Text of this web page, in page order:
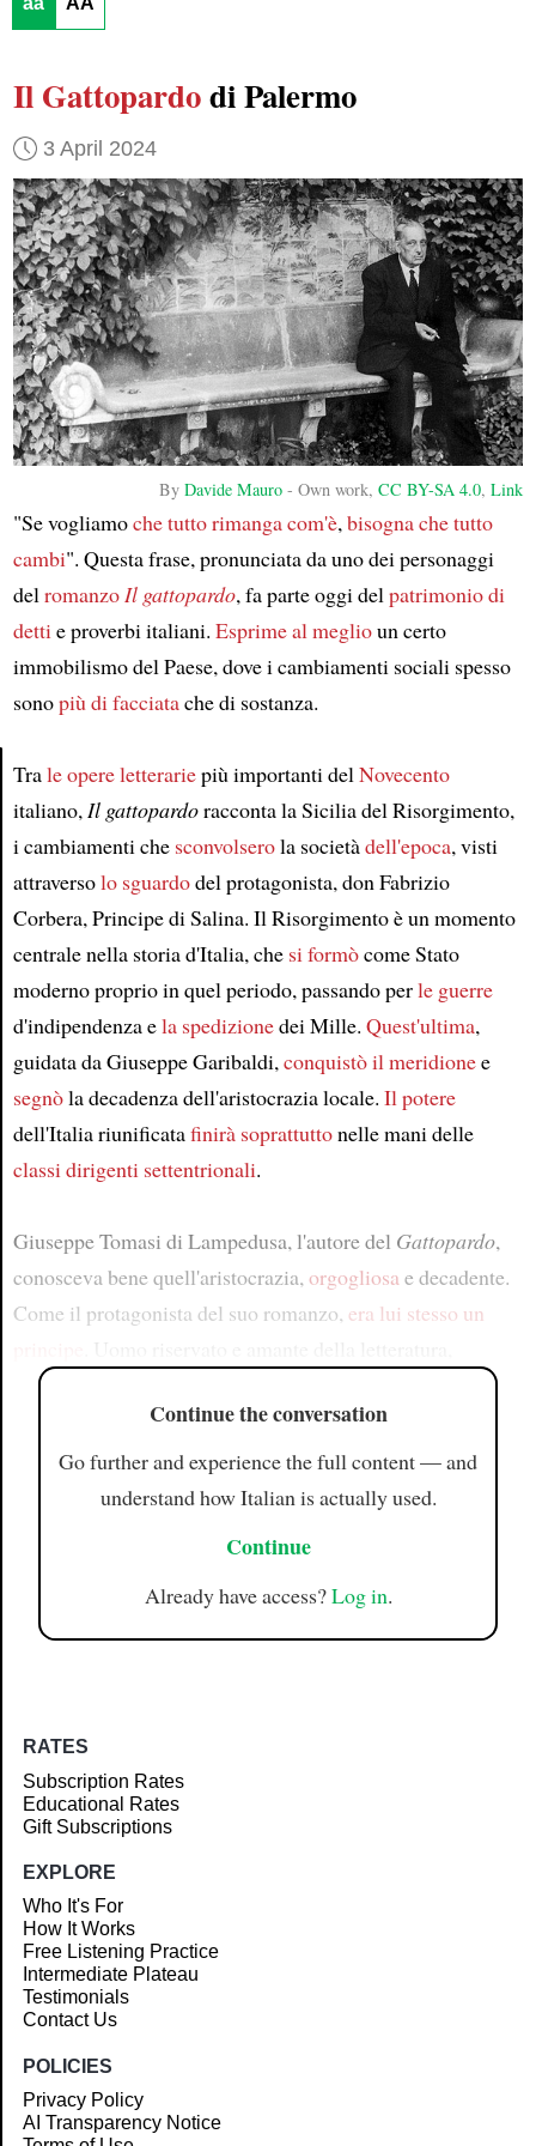
Article
Il Gattopardodi Palermo
3 April 2024
ByDavide Mauro -Own work,CC BY-SA 4.0,Link
"Se vogliamoche tutto rimanga com'è,bisogna che tutto
cambi". Questa frase, pronunciata da uno dei personaggi
delromanzoIl gattopardo, fa parte oggi delpatrimonio di
dettie proverbi italiani. Esprime al meglioun certo
immobilismo del Paese, dove i cambiamenti sociali spesso
sonopiù di facciatache di sostanza.
Trale opere letterariepiù importanti delNovecento
italiano,Il gattopardoracconta la Sicilia del Risorgimento,
i cambiamenti che sconvolserola societàdell'epoca, visti
attraversolo sguardodel protagonista, don Fabrizio
Corbera, Principe di Salina. Il Risorgimento è un momento
centrale nella storia d'Italia, che si formòcome Stato
moderno proprio in quel periodo, passando perle guerre
d'indipendenza ela spedizionedei Mille. Quest'ultima,
guidata da Giuseppe Garibaldi,conquistò il meridionee
segnòla decadenza dell'aristocrazia locale. Il potere
dell'Italia riunificatafinirà soprattuttonelle mani delle
classi dirigenti settentrionali.
Giuseppe Tomasi di Lampedusa, l'autore del Gattopardo,
conosceva bene quell'aristocrazia,orgogliosae decadente.
Come il protagonista del suo romanzo, era lui stesso un
Continue the conversation
Go further and experience the full content — and
understand how Italian is actually used.
Continue
Already have access?Log in.
RATES
Subscription Rates
Educational Rates
Gift Subscriptions
EXPLORE
Who It's For
How It Works
Free Listening Practice
Intermediate Plateau
Testimonials
Contact Us
POLICIES
Privacy Policy
AI Transparency Notice